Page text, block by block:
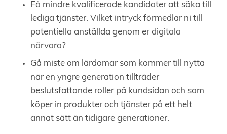
Få mindre kvalificerade kandidater att söka till
lediga tjänster. Vilket intryck förmedlar ni till
potentiella anställda genom er digitala
närvaro?
Gå miste om lärdomar som kommer till nytta
när en yngre generation tillträder
beslutsfattande roller på kundsidan och som
köper in produkter och tjänster på ett helt
annat sätt än tidigare generationer.